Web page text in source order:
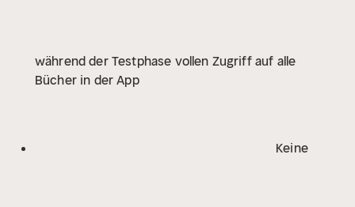
während der Testphase vollen Zugriff auf alle
Bücher in der App
Keine